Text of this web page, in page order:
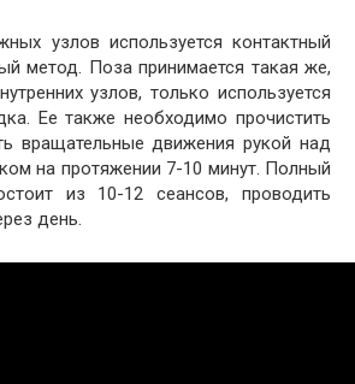
узлов используется контактный
метод. Поза принимается такая же,
узлов, только используется
Ее также необходимо прочистить
вращательные движения рукой над
на протяжении 7-10 минут. Полный
из 10-12 сеансов, проводить
день.